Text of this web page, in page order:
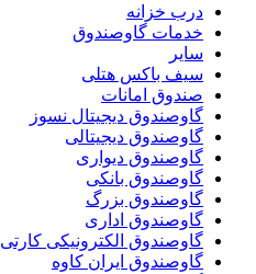
درب خزانه
خدمات گاوصندوق
سایر
سیف باکس هتلی
صندوق امانات
گاوصندوق دیجیتال نسوز
گاوصندوق دیجیتالی
گاوصندوق دیواری
گاوصندوق بانکی
گاوصندوق بزرگ
گاوصندوق اداری
گاوصندوق الکترونیکی کارتی
گاوصندوق ایران کاوه